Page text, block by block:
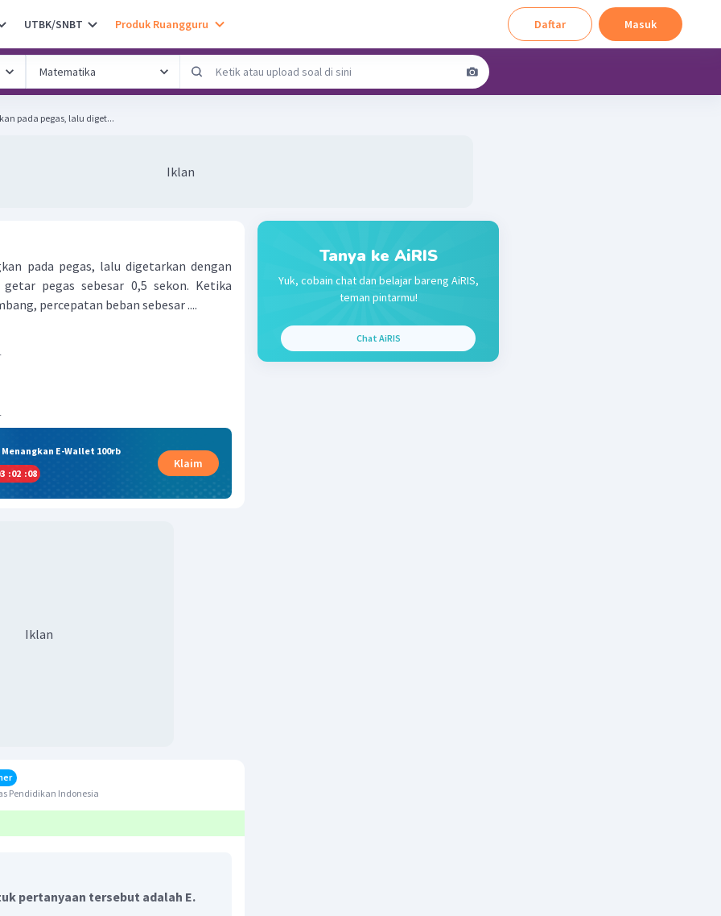
UTBK/SNBT Produk Ruangguru Daftar Masuk
pada pegas, lalu diget...
Iklan
pada pegas, lalu digetarkan dengan
pegas sebesar 0,5 sekon. Ketika
percepatan beban sebesar ....
E-Wallet 100rb
:02 :07
Klaim
Iklan
Pendidikan Indonesia
pertanyaan tersebut adalah E.
Tanya ke AiRIS
Yuk, cobain chat dan belajar bareng AiRIS,
teman pintarmu!
Chat AiRIS